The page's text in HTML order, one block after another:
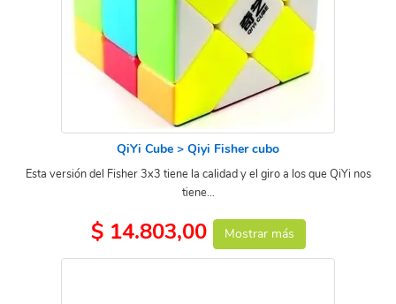
QiYi Cube > Qiyi Fisher cubo
Esta versión del Fisher 3x3 tiene la calidad y el giro a los que QiYi nos
tiene...
$ 14.803,00 Mostrar más